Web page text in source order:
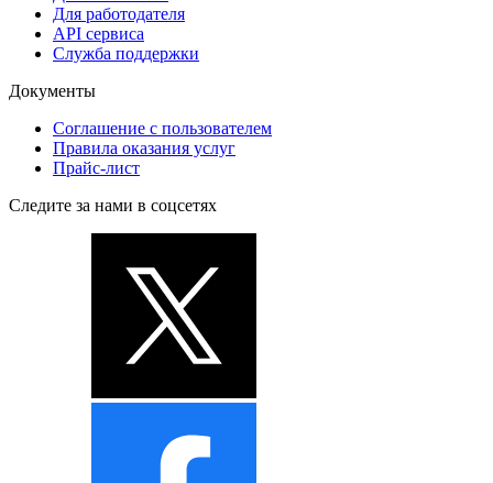
Для работодателя
API сервиса
Служба поддержки
Документы
Соглашение с пользователем
Правила оказания услуг
Прайс-лист
Следите за нами в соцсетях